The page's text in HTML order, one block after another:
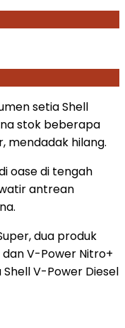
setia Shell
stok beberapa
mendadak hilang.
oase di tengah
antrean
dua produk
V-Power Nitro+
V-Power Diesel